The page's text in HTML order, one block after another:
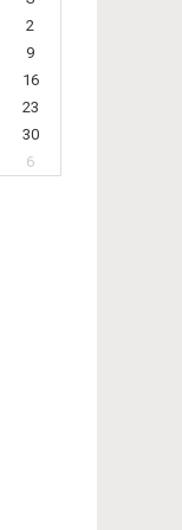
2
9
16
23
30
6